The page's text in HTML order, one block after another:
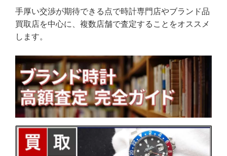
手厚い交渉が期待できる点で時計専門店やブランド品
買取店を中心に、複数店舗で査定することをオススメ
します。